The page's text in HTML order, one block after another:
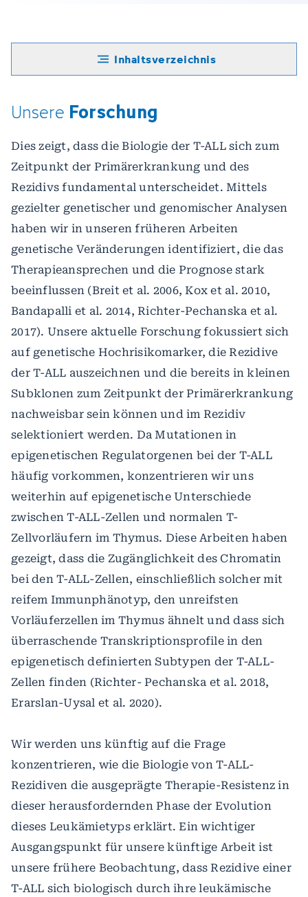
Inhaltsverzeichnis
Unsere Forschung
Dies zeigt, dass die Biologie der T-ALL sich zum
Zeitpunkt der Primärerkrankung und des
Rezidivs fundamental unterscheidet. Mittels
gezielter genetischer und genomischer Analysen
haben wir in unseren früheren Arbeiten
genetische Veränderungen identifiziert, die das
Therapieansprechen und die Prognose stark
beeinflussen (Breit et al. 2006, Kox et al. 2010,
Bandapalli et al. 2014, Richter-Pechanska et al.
2017). Unsere aktuelle Forschung fokussiert sich
auf genetische Hochrisikomarker, die Rezidive
der T-ALL auszeichnen und die bereits in kleinen
Subklonen zum Zeitpunkt der Primärerkrankung
nachweisbar sein können und im Rezidiv
selektioniert werden. Da Mutationen in
epigenetischen Regulatorgenen bei der T-ALL
häufig vorkommen, konzentrieren wir uns
weiterhin auf epigenetische Unterschiede
zwischen T-ALL-Zellen und normalen T-
Zellvorläufern im Thymus. Diese Arbeiten haben
gezeigt, dass die Zugänglichkeit des Chromatin
bei den T-ALL-Zellen, einschließlich solcher mit
reifem Immunphänotyp, den unreifsten
Vorläuferzellen im Thymus ähnelt und dass sich
überraschende Transkriptionsprofile in den
epigenetisch definierten Subtypen der T-ALL-
Zellen finden (Richter- Pechanska et al. 2018,
Erarslan-Uysal et al. 2020).
Wir werden uns künftig auf die Frage
konzentrieren, wie die Biologie von T-ALL-
Rezidiven die ausgeprägte Therapie-Resistenz in
dieser herausfordernden Phase der Evolution
dieses Leukämietyps erklärt. Ein wichtiger
Ausgangspunkt für unsere künftige Arbeit ist
unsere frühere Beobachtung, dass Rezidive einer
T-ALL sich biologisch durch ihre leukämische